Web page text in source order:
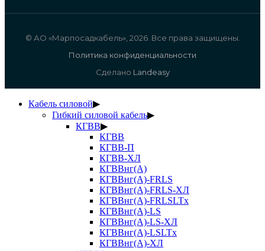
© АО «Марпосадкабель», 2026. Все права защищены.
Политика конфиденциальности
Сделано Landeasy
Кабель силовой▶
Гибкий силовой кабель▶
КГВВ▶
КГВВ
КГВВ-П
КГВВ-ХЛ
КГВВнг(А)
КГВВнг(А)-FRLS
КГВВнг(А)-FRLS-ХЛ
КГВВнг(А)-FRLSLTx
КГВВнг(А)-LS
КГВВнг(А)-LS-ХЛ
КГВВнг(А)-LSLTx
КГВВнг(А)-ХЛ